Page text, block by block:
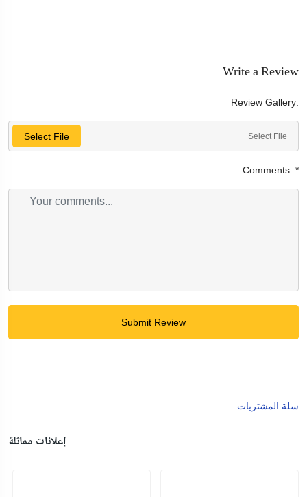
Write a Review
Review Gallery:
Select File Select File
Comments: *
Submit Review
سلة المشتريات
إعلانات مماثلة